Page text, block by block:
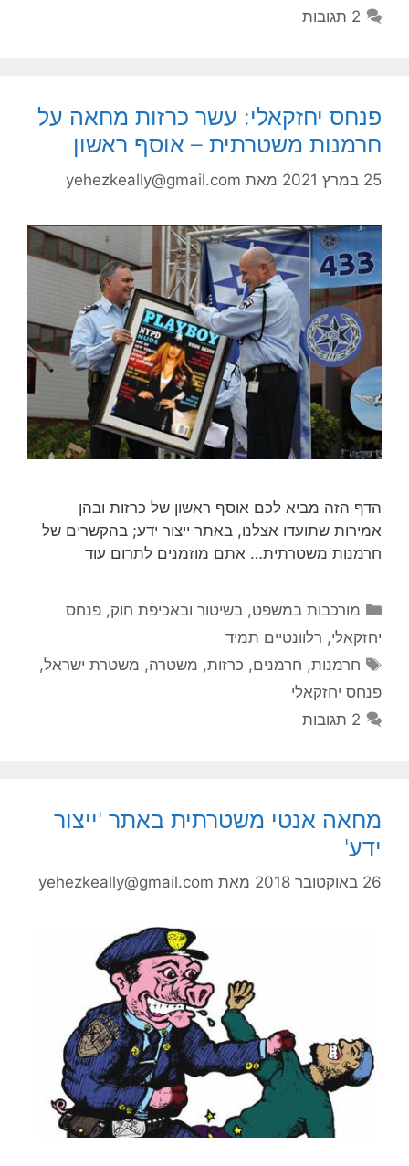
2 תגובות
פנחס יחזקאלי: עשר כרזות מחאה על
חרמנות משטרתית – אוסף ראשון
25 במרץ 2021 מאת yehezkeally@gmail.com
הדף הזה מביא לכם אוסף ראשון של כרזות ובהן
אמירות שתועדו אצלנו, באתר ייצור ידע; בהקשרים של
חרמנות משטרתית… אתם מוזמנים לתרום עוד
קטגוריות
מורכבות במשפט, בשיטור ובאכיפת חוק,פנחס
יחזקאלי, רלוונטיים תמיד
תגיות
חרמנות, חרמנים, כרזות, משטרה, משטרת ישראל,
פנחס יחזקאלי
2 תגובות
מחאה אנטי משטרתית באתר 'ייצור
ידע'
26 באוקטובר 2018 מאת yehezkeally@gmail.com